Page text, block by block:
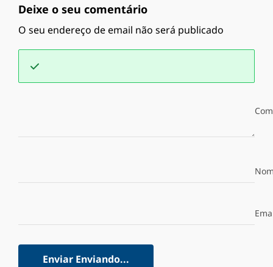
Deixe o seu comentário
O seu endereço de email não será publicado
Enviar Enviando...